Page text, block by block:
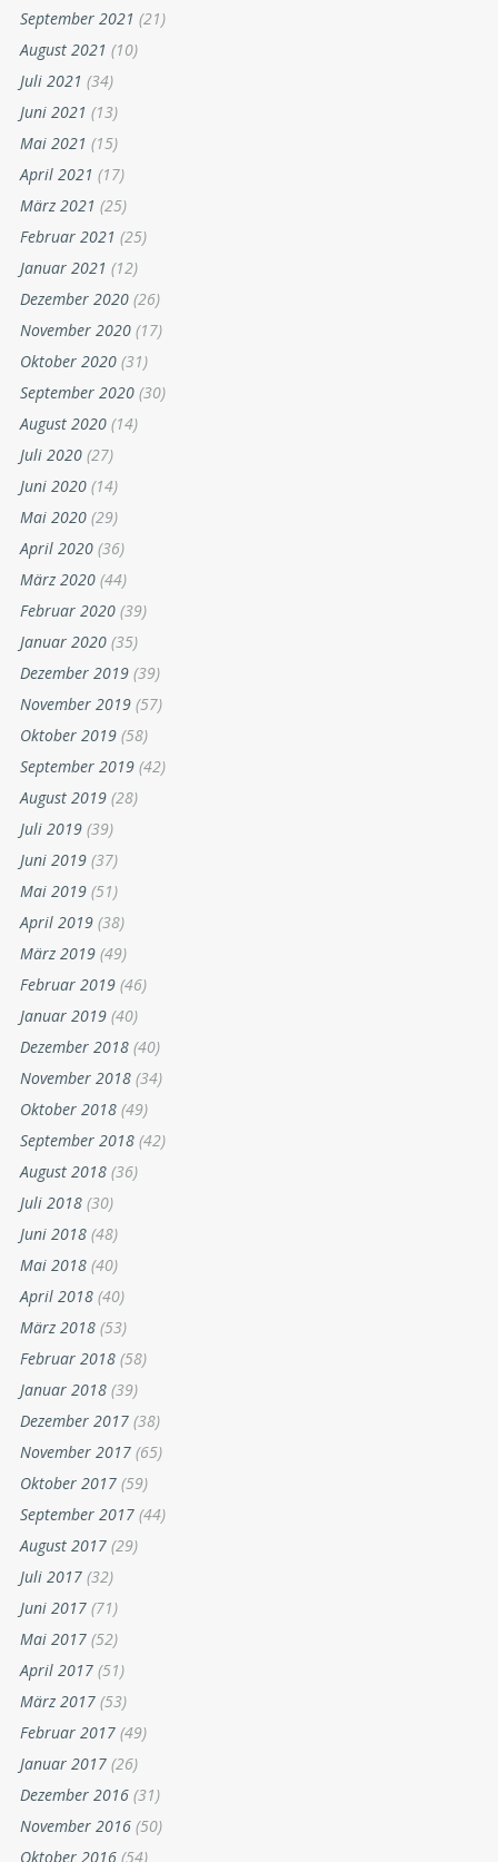
September 2021 (21)
August 2021 (10)
Juli 2021 (34)
Juni 2021 (13)
Mai 2021 (15)
April 2021 (17)
März 2021 (25)
Februar 2021 (25)
Januar 2021 (12)
Dezember 2020 (26)
November 2020 (17)
Oktober 2020 (31)
September 2020 (30)
August 2020 (14)
Juli 2020 (27)
Juni 2020 (14)
Mai 2020 (29)
April 2020 (36)
März 2020 (44)
Februar 2020 (39)
Januar 2020 (35)
Dezember 2019 (39)
November 2019 (57)
Oktober 2019 (58)
September 2019 (42)
August 2019 (28)
Juli 2019 (39)
Juni 2019 (37)
Mai 2019 (51)
April 2019 (38)
März 2019 (49)
Februar 2019 (46)
Januar 2019 (40)
Dezember 2018 (40)
November 2018 (34)
Oktober 2018 (49)
September 2018 (42)
August 2018 (36)
Juli 2018 (30)
Juni 2018 (48)
Mai 2018 (40)
April 2018 (40)
März 2018 (53)
Februar 2018 (58)
Januar 2018 (39)
Dezember 2017 (38)
November 2017 (65)
Oktober 2017 (59)
September 2017 (44)
August 2017 (29)
Juli 2017 (32)
Juni 2017 (71)
Mai 2017 (52)
April 2017 (51)
März 2017 (53)
Februar 2017 (49)
Januar 2017 (26)
Dezember 2016 (31)
November 2016 (50)
Oktober 2016 (54)